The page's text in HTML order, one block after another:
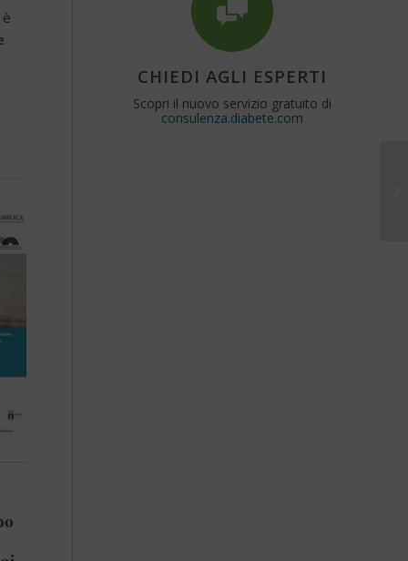
CHIEDI AGLI ESPERTI
Scopri il nuovo servizio gratuito di
consulenza.diabete.com